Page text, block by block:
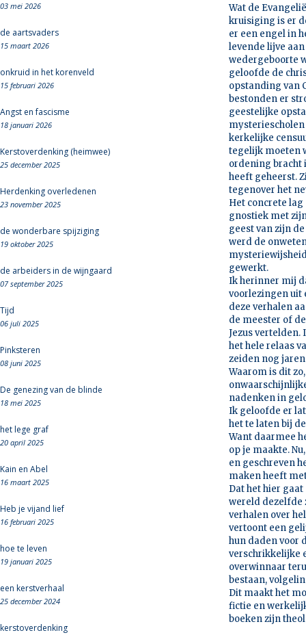
03 mei 2026
de aartsvaders
15 maart 2026
onkruid in het korenveld
15 februari 2026
Angst en fascisme
18 januari 2026
Kerstoverdenking (heimwee)
25 december 2025
Herdenking overledenen
23 november 2025
de wonderbare spijziging
19 oktober 2025
de arbeiders in de wijngaard
07 september 2025
Tijd
06 juli 2025
Pinksteren
08 juni 2025
De genezing van de blinde
18 mei 2025
het lege graf
20 april 2025
Kain en Abel
16 maart 2025
Heb je vijand lief
16 februari 2025
hoe te leven
19 januari 2025
een kerstverhaal
25 december 2024
kerstoverdenking
Wat de
kruisiging is er
er een engel in
levende lijve
wedergeboorte
geloofde de
opstanding van
bestonden er
geestelijke
mysteriescholen
kerkelijke
tegelijk moeten
ordening bracht
heeft geheerst.
tegenover het
Het concrete
gnostiek met
geest van zijn
werd de
gewerkt.
Ik herinner mij
voorlezingen uit
deze verhalen
de meester of
Jezus
het hele relaas
zeiden nog
Waarom is dit
nadenken in
Ik geloofde er
het te laten bij
Want daarmee
op je maakte.
en geschreven
maken heeft
Dat het hier
wereld dezelfde
verhalen over
vertoont een
hun daden voor
verschrikkelijke
overwinnaar
bestaan,
Dit maakt het
fictie en
boeken zijn